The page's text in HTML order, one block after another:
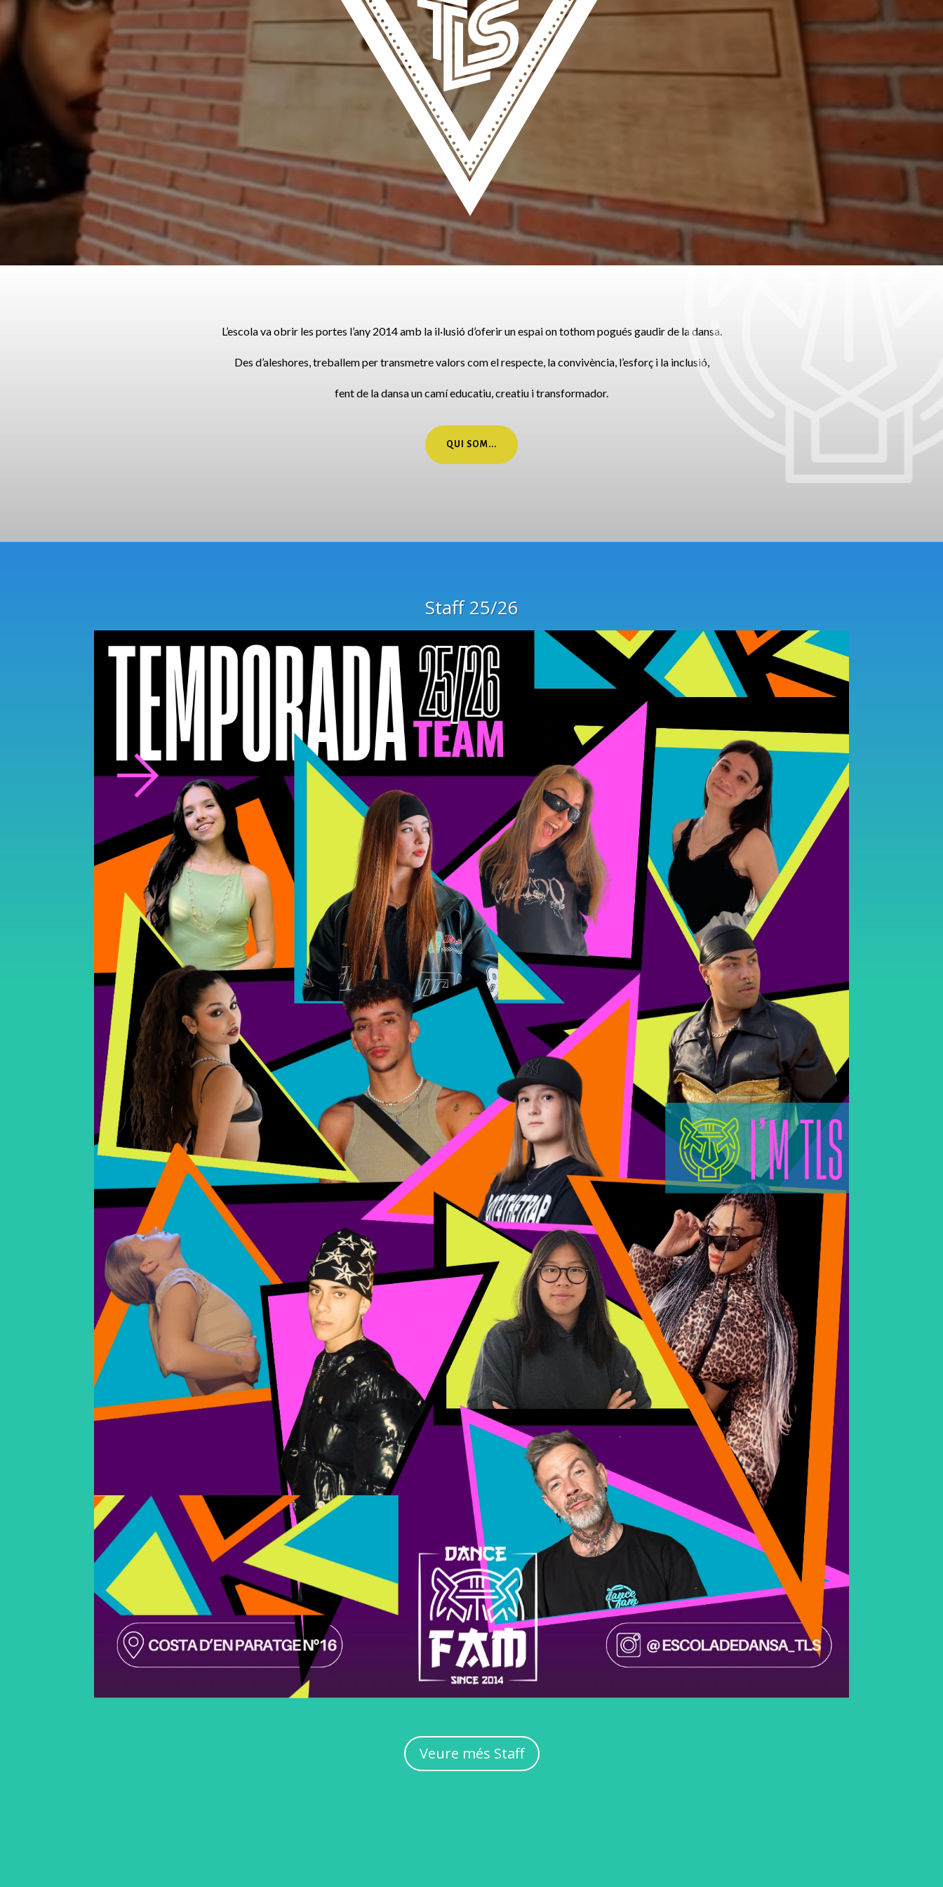
L’escola va obrir les portes l’any 2014 amb la il·lusió d’oferir un espai on tothom pogués gaudir de la dansa.
Des d’aleshores, treballem per transmetre valors com el respecte, la convivència, l’esforç i la inclusió,
fent de la dansa un camí educatiu, creatiu i transformador.
QUI SOM...
Staff 25/26
Veure més Staff